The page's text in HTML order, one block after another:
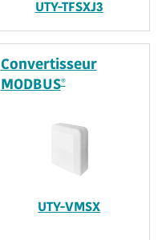
UTY-TFSXJ3
Convertisseur
MODBUS®
UTY-VMSX